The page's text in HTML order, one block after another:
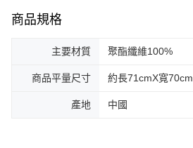
商品規格
主要材質 聚酯纖維100%
商品平量尺寸 約長71cmX寬70cm
產地 中國